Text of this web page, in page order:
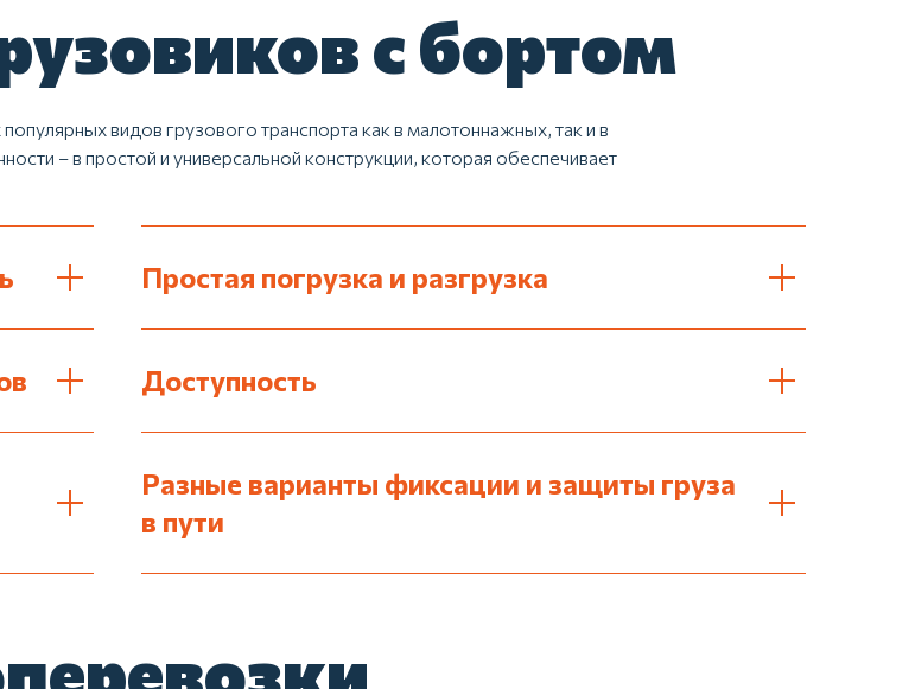
с бортом
видов грузового транспорта как в малотоннажных, так и в
– в простой и универсальной конструкции, которая обеспечивает
Простая погрузка и разгрузка
Доступность
Разные варианты фиксации и защиты груза
в пути